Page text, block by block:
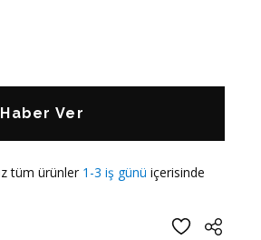
Ver
tüm ürünler 1-3 iş günü içerisinde